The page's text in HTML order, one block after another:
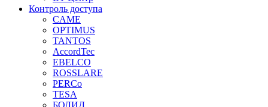
Контроль доступа
CAME
OPTIMUS
TANTOS
AccordTec
EBELCO
ROSSLARE
PERCo
TESA
БОЛИД